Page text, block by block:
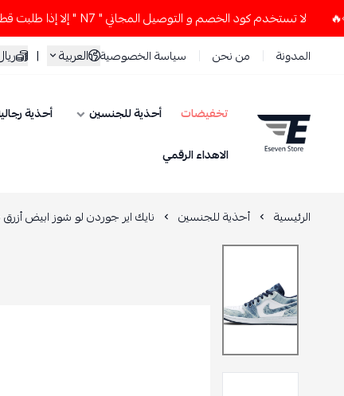
لا تستخدم كود الخصم و التوصيل المجاني " N7 " إلا إذا طلبت قطعتين أو أكثر 👀🔥
المدونة من نحن سياسة الخصوصية العربية |
ESEVEN STORE
تخفيضات أحذية للجنسين أحذية
الاهداء الرقمي
الرئيسية أحذية للجنسين نايك اير جوردن لو شوز ابيض أزرق